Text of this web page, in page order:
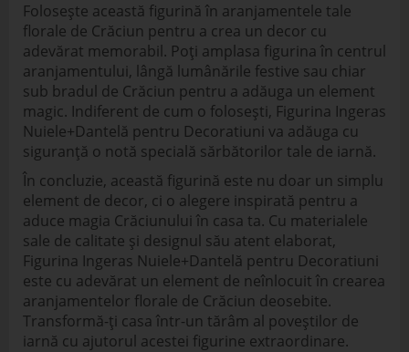
Folosește această figurină în aranjamentele tale
florale de Crăciun pentru a crea un decor cu
adevărat memorabil. Poți amplasa figurina în centrul
aranjamentului, lângă lumânările festive sau chiar
sub bradul de Crăciun pentru a adăuga un element
magic. Indiferent de cum o folosești, Figurina Ingeras
Nuiele+Dantelă pentru Decoratiuni va adăuga cu
siguranță o notă specială sărbătorilor tale de iarnă.
În concluzie, această figurină este nu doar un simplu
element de decor, ci o alegere inspirată pentru a
aduce magia Crăciunului în casa ta. Cu materialele
sale de calitate și designul său atent elaborat,
Figurina Ingeras Nuiele+Dantelă pentru Decoratiuni
este cu adevărat un element de neînlocuit în crearea
aranjamentelor florale de Crăciun deosebite.
Transformă-ți casa într-un tărâm al poveștilor de
iarnă cu ajutorul acestei figurine extraordinare.